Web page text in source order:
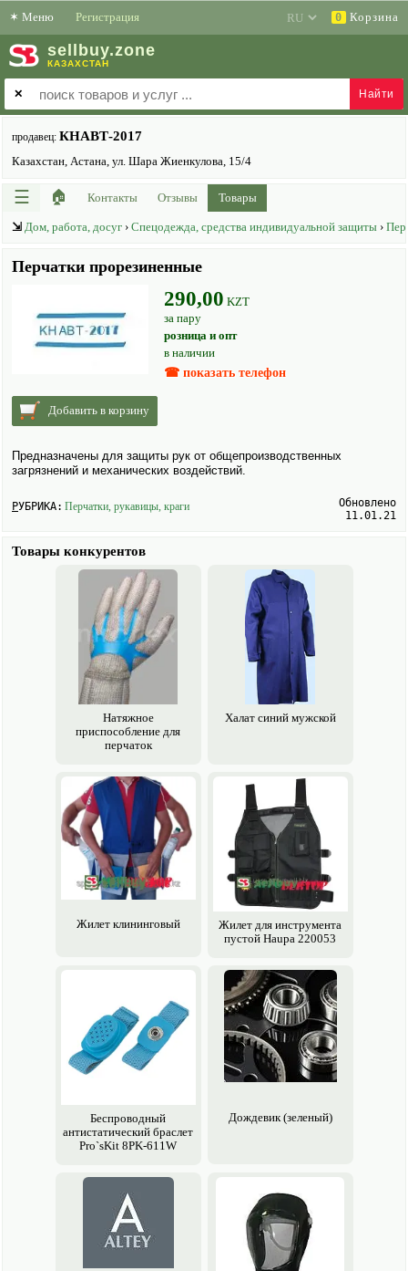
✶ Меню Регистрация 0 Корзина
sell buy.zone
КАЗАХСТАН
✕
продавец: КНАВТ-2017
Казахстан, Астана, ул. Шара Жиенкулова, 15/4
☰ 🏠 Контакты Отзывы Товары
⇲ Дом, работа, досуг › Спецодежда, средства индивидуальной защиты ›
Перчатки прорезиненные
290,00 KZT
за пару
розница и опт
в наличии
☎ показать телефон
Добавить в корзину
Предназна­чены для защиты рук от общепроизводственных
загрязнений и механических воздействий.
РУБРИКА: Перчатки, рукавицы, краги
Обновлено
11.01.21
Товары конкурентов
Натяжное
приспособление для
перчаток
Халат синий мужской
Жилет клининговый
Жилет для инструмента
пустой Haupa 220053
Беспроводный
антистатический браслет
Pro`sKit 8PK-611W
Дождевик (зеленый)